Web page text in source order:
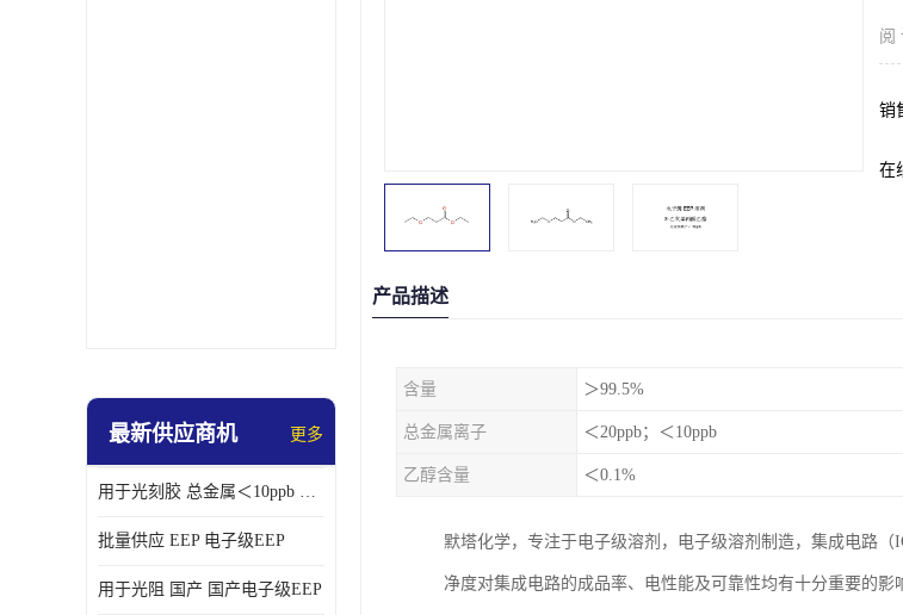
最新供应商机 更多
用于光刻胶 总金属＜10ppb 电子级EEP溶剂
批量供应 EEP 电子级EEP
用于光阻 国产 国产电子级EEP
阅
销
在
产品描述
含量 ＞99.5%
总金属离子 ＜20ppb；＜10ppb
乙醇含量 ＜0.1%
默塔化学，专注于电子级溶剂，电子级溶剂制造，集成电路
净度对集成电路的成品率、电性能及可靠性均有十分重要的